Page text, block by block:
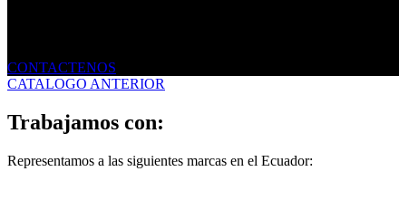
CONTACTENOS
CATALOGO ANTERIOR
Trabajamos con:
Representamos a las siguientes marcas en el Ecuador: